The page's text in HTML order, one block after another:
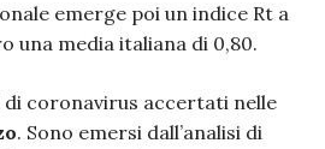
emerge poi un indice Rt a
una media italiana di 0,80.
di coronavirus accertati nelle
. Sono emersi dall’analisi di